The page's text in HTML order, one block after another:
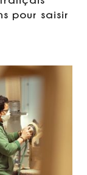
pour saisir